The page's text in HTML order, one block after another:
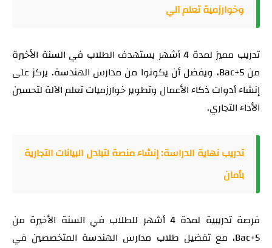
وخوارزمية تعلم آلي
تدريب مميز لمدة 4 أشهر يستهدف الطلاب في السنة الأخيرة
من Bac+5، ويفضل أن يكونوا من مدارس الهندسة. يركز على
إنشاء أدوات ذكاء الأعمال وتطوير خوارزميات تعلم الآلة لتحسين
الأداء التجاري.
تدريب نهاية الدراسة: إنشاء منصة لتبادل البيانات التجارية
بأمان
فرصة تدريبية لمدة 4 أشهر للطلاب في السنة الأخيرة من
Bac+5، مع تفضيل طلاب مدارس الهندسة المتخصصين في